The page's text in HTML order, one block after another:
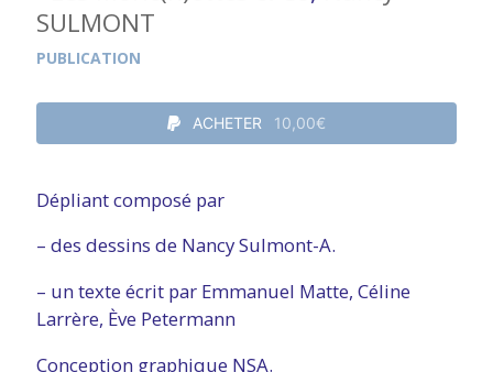
SULMONT
PUBLICATION
ACHETER 10,00€
Dépliant composé par
– des dessins de Nancy Sulmont-A.
– un texte écrit par Emmanuel Matte, Céline
Larrère, Ève Petermann
Conception graphique NSA.